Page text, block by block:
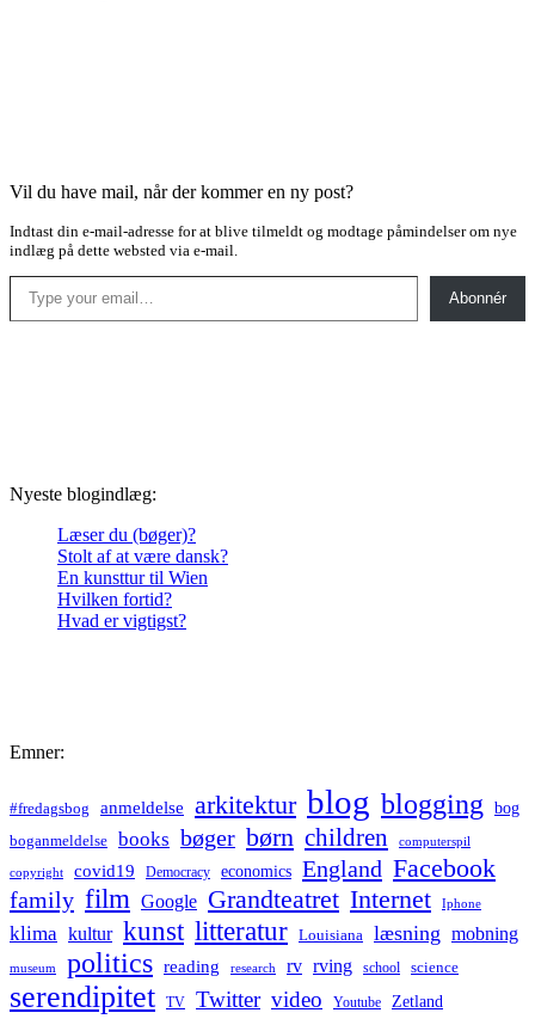
Vil du have mail, når der kommer en ny post?
Indtast din e-mail-adresse for at blive tilmeldt og modtage påmindelser om nye
indlæg på dette websted via e-mail.
Type your email…
Abonnér
Nyeste blogindlæg:
Læser du (bøger)?
Stolt af at være dansk?
En kunsttur til Wien
Hvilken fortid?
Hvad er vigtigst?
Emner:
#fredagsbog anmeldelse arkitektur blog blogging bog
boganmeldelse books bøger børn children computerspil
copyright covid19 Democracy economics England Facebook
family film Google Grandteatret Internet Iphone
klima kultur kunst litteratur Louisiana læsning mobning
museum politics reading research rv rving school science
serendipitet TV Twitter video Youtube Zetland